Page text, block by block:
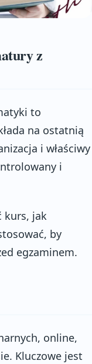
z
to
na ostatnią
i właściwy
i
kurs, jak
by
egzaminem.
online,
Kluczowe jest